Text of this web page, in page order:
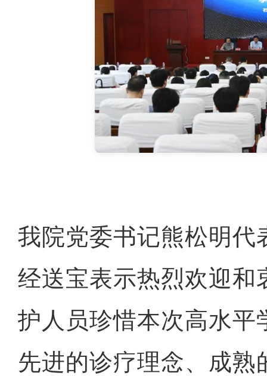
我院党委书记熊松明代
经送宝表示热烈欢迎和
护人员珍惜本次高水平
先进的诊疗理念、成